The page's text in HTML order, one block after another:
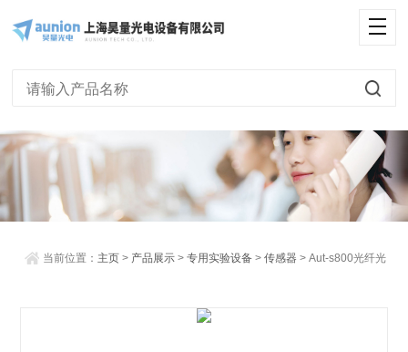
当前位置： 主页 > 产品展示 >专用实验设备 >传感器 > Aut-s800光纤光